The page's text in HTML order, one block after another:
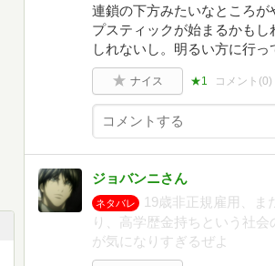
連鎖の下方みたいなところ
プスティックが始まるかも
しれないし。明るい方に行
ナイス ★1 コメント(0)
ジョバンニさん
ネタバレ
19歳非正規雇用、ま
り、高学歴金持ちという社
が気になりすぎるぜよ